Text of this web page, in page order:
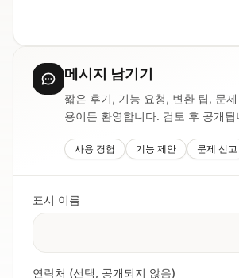
메시지 남기기
짧은 후기, 기능 요청, 변환 팁, 문
용이든 환영합니다. 검토 후 공개됩
사용 경험 기능 제안 문제 신고
표시 이름
연락처 (선택, 공개되지 않음)